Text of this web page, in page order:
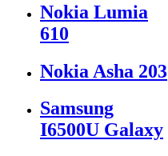
Nokia Lumia
610
Nokia Asha 203
Samsung
I6500U Galaxy